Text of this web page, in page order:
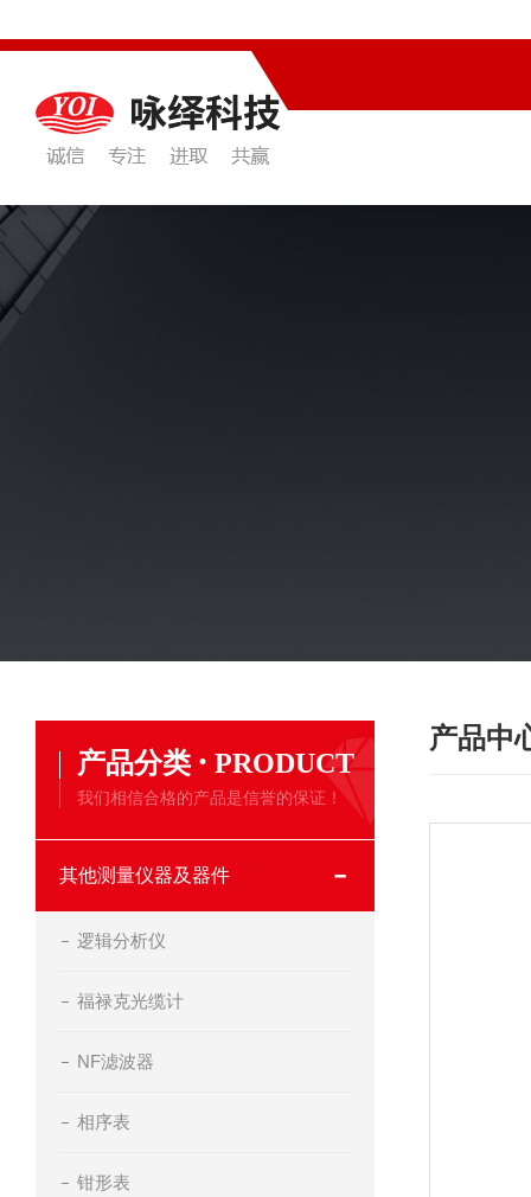
产品分类 · PRODUCT
我们相信合格的产品是信誉的保证！
其他测量仪器及器件
逻辑分析仪
福禄克光缆计
NF滤波器
相序表
钳形表
产品中